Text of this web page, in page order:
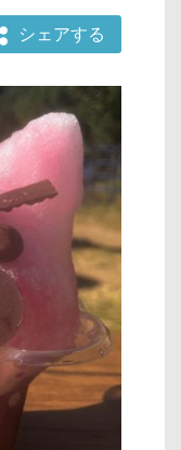
シェアする